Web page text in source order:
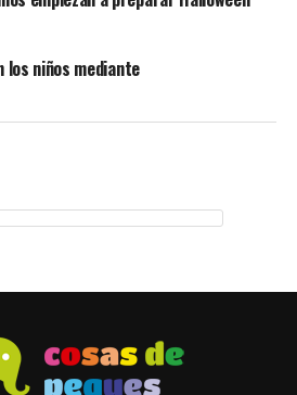
niños mediante